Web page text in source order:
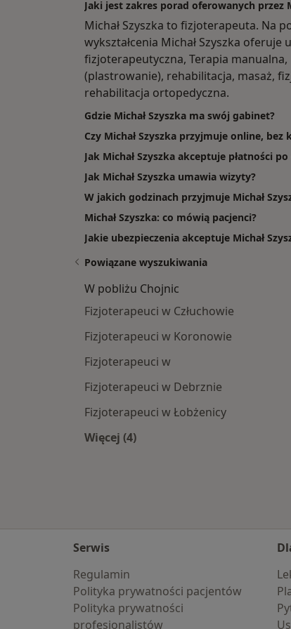
Jaki jest zakres porad oferowanych przez
Michał Szyszka to fizjoterapeuta. Na
wykształcenia Michał Szyszka oferuje
fizjoterapeutyczna, Terapia manualna,
(plastrowanie), rehabilitacja, masaż,
rehabilitacja ortopedyczna.
Gdzie Michał Szyszka ma swój gabinet?
Czy Michał Szyszka przyjmuje online,
Jak Michał Szyszka akceptuje płatności
Jak Michał Szyszka umawia wizyty?
W jakich godzinach przyjmuje Michał
Michał Szyszka: co mówią pacjenci?
Jakie ubezpieczenia akceptuje Michał
Powiązane wyszukiwania
W pobliżu Chojnic
Fizjoterapeuci w Człuchowie
Fizjoterapeuci w Koronowie
Fizjoterapeuci w
Fizjoterapeuci w Debrznie
Fizjoterapeuci w Łobżenicy
Więcej (4)
Serwis
Regulamin
Polityka prywatności pacjentów
Polityka prywatności
profesjonalistów